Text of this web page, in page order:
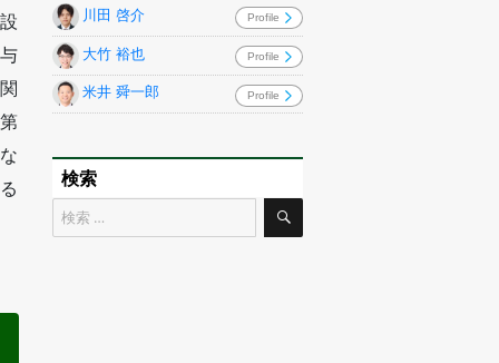
川田 啓介 Profile
大竹 裕也 Profile
米井 舜一郎 Profile
検索
検
索
検